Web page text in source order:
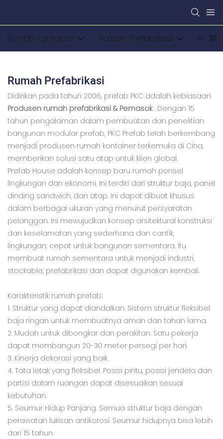
Rumah Kontainer Rumah Prefabrikasi
Rumah Prefabrikasi
Didirikan pada tahun 2006, prefab PKC adalah kebiasaan
Produsen rumah prefabrikasi & Pemasok. Dengan 15
tahun pengalaman dalam pembuatan dan penelitian
bangunan modular prefab, PKC Prefab telah berkembang
menjadi produsen rumah kontainer terkemuka di Cina,
memberikan solusi satu atap untuk klien global.
Prefab House adalah konsep baru rumah ponsel
lingkungan dan ekonomi. Ini terdiri dari struktur baja, panel
dinding sandwich, dan atap. Ini dapat dibuat khusus
dalam berbagai ukuran yang menurut persyaratan
pelanggan. Ini mewujudkan konsep arsitektural konstruksi
dan keselamatan yang sederhana dan cantik,
lingkungan, cepat untuk bangunan sementara. Itu
membuat rumah sementara untuk menjadi industri,
stockable, prefabrikasi dan dapat digunakan kembali.
Karakteristik rumah prefab:
1. Struktur yang dapat diandalkan. Sistem struktur fleksibel
baja ringan untuk membuatnya aman dan tahan lama.
2. Mudah untuk dibongkar dan perakitan. Satu pekerja
dapat membangun 20-30 meter persegi per hari.
3. Kinerja dekorasi yang baik.
4. Tata letak yang fleksibel. Posisi pintu, posisi jendela dan
partisi dalam ruangan dapat disesuaikan sesuai
kebutuhan.
5. Seumur Hidup Panjang. Semua struktur baja dengan
perawatan lukisan antikorosi. Seumur hidupnya bisa lebih
dari 15 tahun.